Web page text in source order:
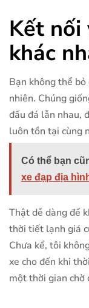
Kết nối
khác
Bạn không thể
nhiên. Chúng
đấu đá lẫn nhau,
luôn tồn tại cùng
Có thể bạn
xe đạp địa
Thật dễ dàng để
thời tiết lạnh giá
Chưa kể, tôi
xe cho đến khi
một thời gian chờ